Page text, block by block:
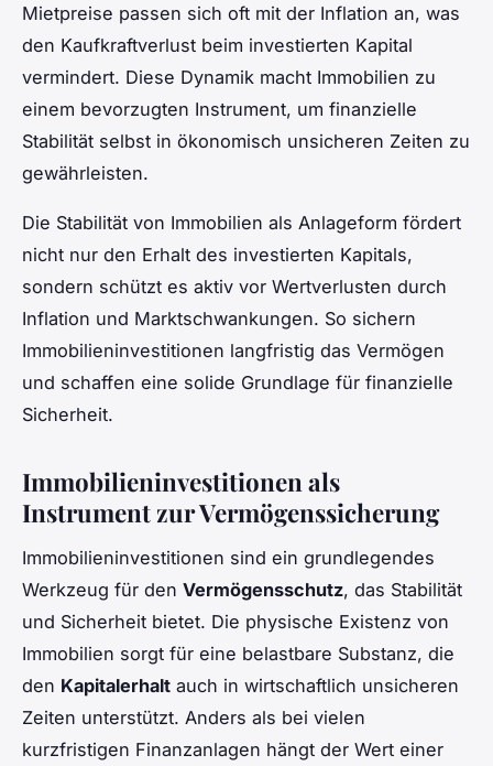
Mietpreise passen sich oft mit der Inflation an, was
den Kaufkraftverlust beim investierten Kapital
vermindert. Diese Dynamik macht Immobilien zu
einem bevorzugten Instrument, um finanzielle
Stabilität selbst in ökonomisch unsicheren Zeiten zu
gewährleisten.
Die Stabilität von Immobilien als Anlageform fördert
nicht nur den Erhalt des investierten Kapitals,
sondern schützt es aktiv vor Wertverlusten durch
Inflation und Marktschwankungen. So sichern
Immobilieninvestitionen langfristig das Vermögen
und schaffen eine solide Grundlage für finanzielle
Sicherheit.
Immobilieninvestitionen als
Instrument zur Vermögenssicherung
Immobilieninvestitionen sind ein grundlegendes
Werkzeug für den Vermögensschutz, das Stabilität
und Sicherheit bietet. Die physische Existenz von
Immobilien sorgt für eine belastbare Substanz, die
den Kapitalerhalt auch in wirtschaftlich unsicheren
Zeiten unterstützt. Anders als bei vielen
kurzfristigen Finanzanlagen hängt der Wert einer